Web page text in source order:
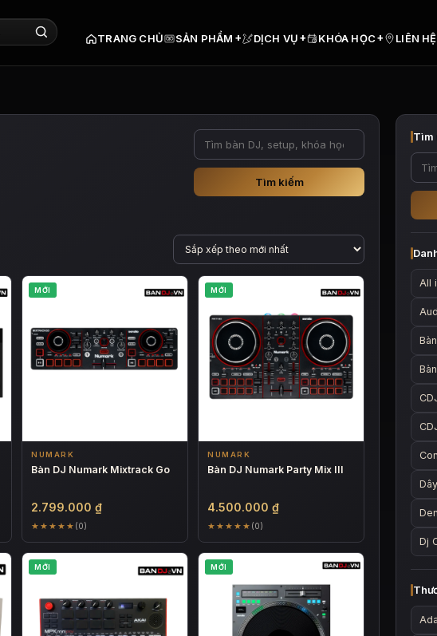
TRANG CHỦ SẢN PHẨM + DỊCH VỤ+ KHÓA HỌC+ LIÊN HỆ
Tìm kiếm
MỚI
NUMARK
Bàn DJ Numark Mixtrack Go
2.799.000 ₫
★★★★★ (0)
MỚI
NUMARK
Bàn DJ Numark Party Mix III
4.500.000 ₫
★★★★★ (0)
MỚI MỚI
Tìm
All
Dj